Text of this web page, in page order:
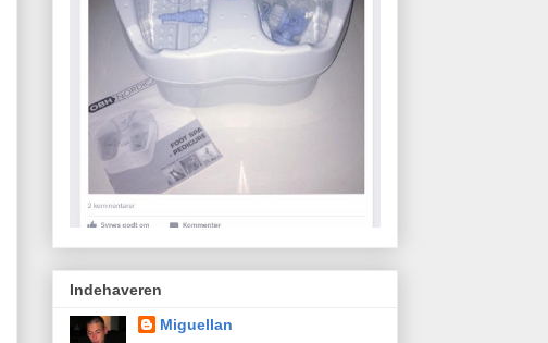
Indehaveren
Miguellan